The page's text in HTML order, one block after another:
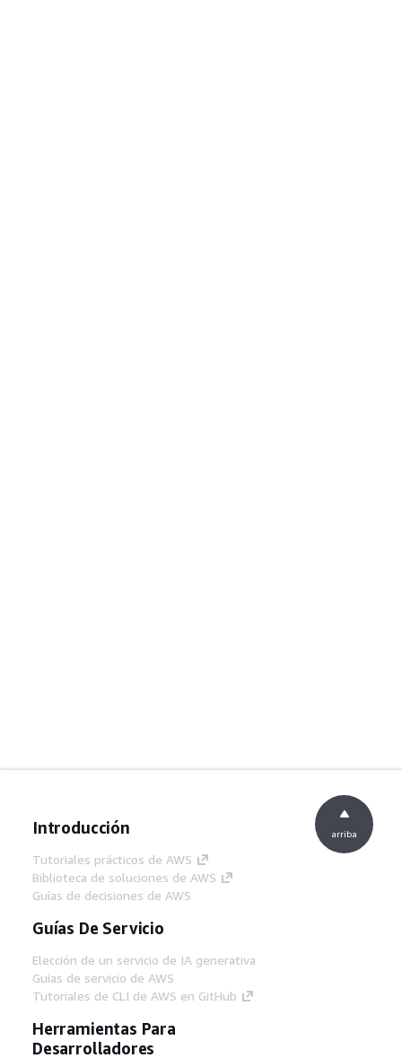
Introducción
Tutoriales prácticos de AWS
Biblioteca de soluciones de AWS
Guías de decisiones de AWS
Guías De Servicio
Elección de un servicio de IA generativa
Guías de servicio de AWS
Tutoriales de CLI de AWS en GitHub
Herramientas Para
Desarrolladores
arriba